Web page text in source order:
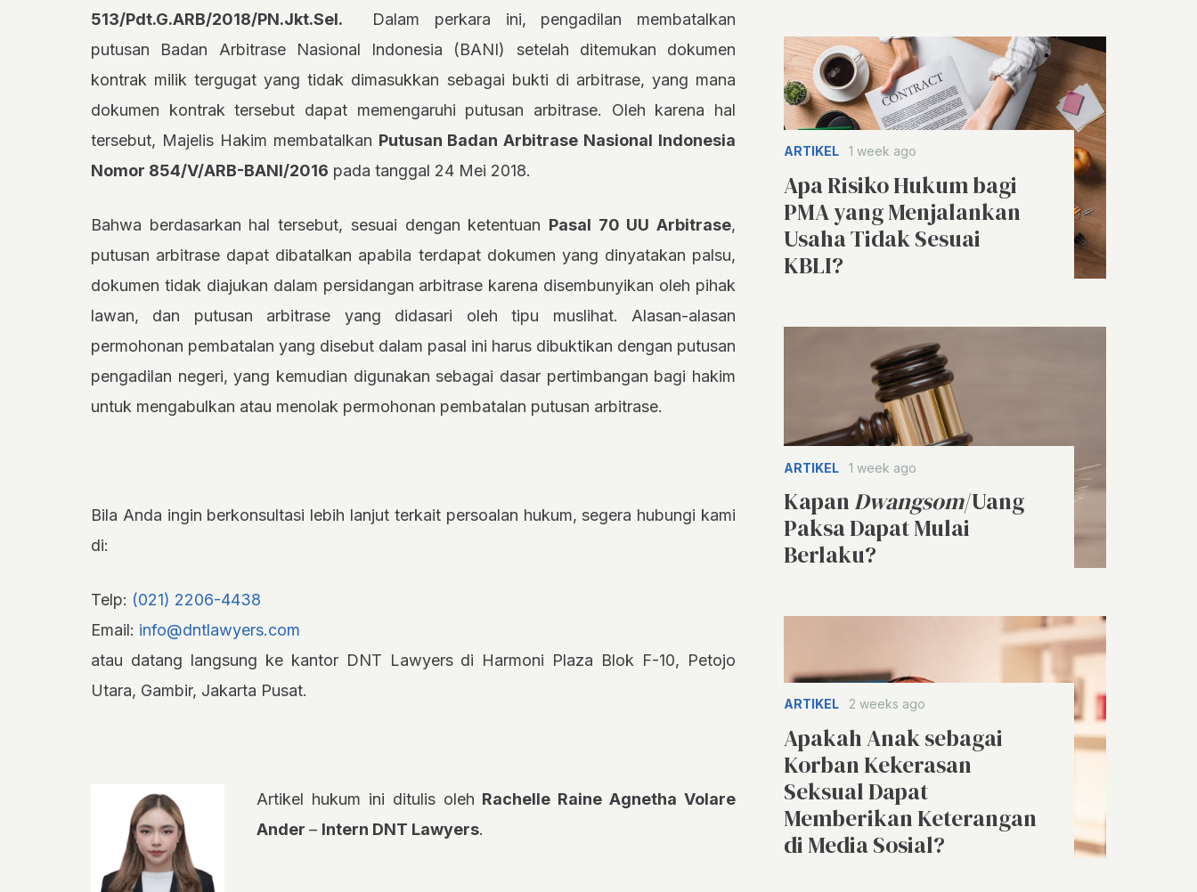
513/Pdt.G.ARB/2018/PN.Jkt.Sel. Dalam perkara ini, pengadilan membatalkan
putusan Badan Arbitrase Nasional Indonesia (BANI) setelah ditemukan dokumen
kontrak milik tergugat yang tidak dimasukkan sebagai bukti di arbitrase, yang mana
dokumen kontrak tersebut dapat memengaruhi putusan arbitrase. Oleh karena hal
tersebut, Majelis Hakim membatalkan Putusan Badan Arbitrase Nasional Indonesia
Nomor 854/V/ARB-BANI/2016 pada tanggal 24 Mei 2018.
Bahwa berdasarkan hal tersebut, sesuai dengan ketentuan Pasal 70 UU Arbitrase,
putusan arbitrase dapat dibatalkan apabila terdapat dokumen yang dinyatakan palsu,
dokumen tidak diajukan dalam persidangan arbitrase karena disembunyikan oleh pihak
lawan, dan putusan arbitrase yang didasari oleh tipu muslihat. Alasan-alasan
permohonan pembatalan yang disebut dalam pasal ini harus dibuktikan dengan putusan
pengadilan negeri, yang kemudian digunakan sebagai dasar pertimbangan bagi hakim
untuk mengabulkan atau menolak permohonan pembatalan putusan arbitrase.
Bila Anda ingin berkonsultasi lebih lanjut terkait persoalan hukum, segera hubungi kami
di:
Telp: (021) 2206-4438
Email: info@dntlawyers.com
atau datang langsung ke kantor DNT Lawyers di Harmoni Plaza Blok F-10, Petojo
Utara, Gambir, Jakarta Pusat.
Artikel hukum ini ditulis oleh Rachelle Raine Agnetha Volare
Ander – Intern DNT Lawyers.
ARTIKEL 1 week ago
Apa Risiko Hukum bagi
PMA yang Menjalankan
Usaha Tidak Sesuai
KBLI?
ARTIKEL 1 week ago
KapanDwangsom/Uang
Paksa Dapat Mulai
Berlaku?
ARTIKEL 2 weeks ago
Apakah Anak sebagai
Korban Kekerasan
Seksual Dapat
Memberikan Keterangan
di Media Sosial?